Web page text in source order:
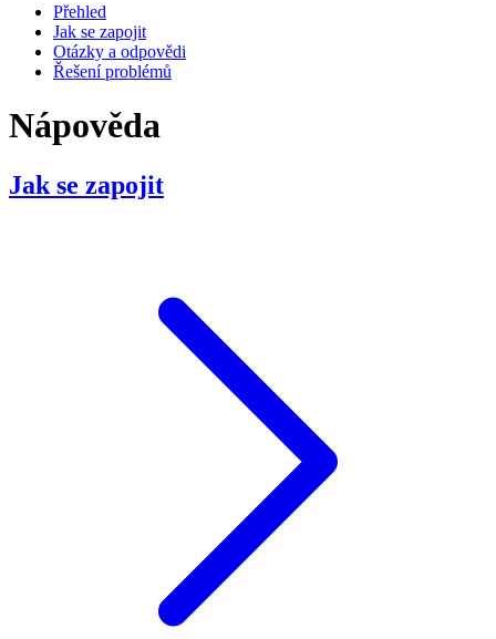
Přehled
Jak se zapojit
Otázky a odpovědi
Řešení problémů
Nápověda
Jak se zapojit